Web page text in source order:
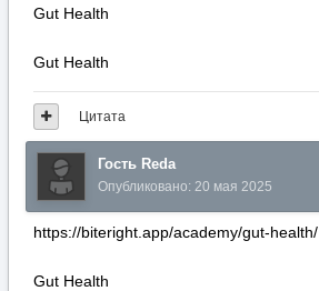
Gut Health
Gut Health
Цитата
Гость Reda
Опубликовано: 20 мая 2025
https://biteright.app/academy/gut-health/
Gut Health